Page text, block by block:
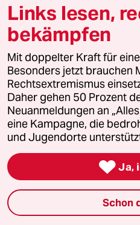
Wahrheit
Themen
Niedrigwasser
Rente
Landtagswahl in Sachsen-
Hybrider Krieg
Links lesen,
bekämpfen
Mit doppelter Kraft für
Besonders jetzt brauchen
Rechtsextremismus
Daher gehen 50 Prozent
Neuanmeldungen an
eine Kampagne, die
und Jugendorte
 Ja,
Schon